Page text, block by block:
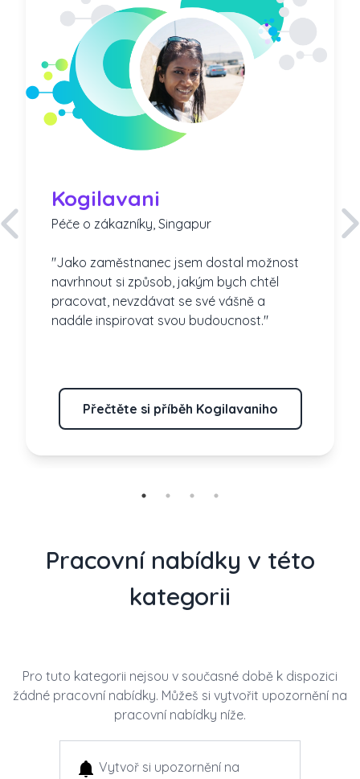
Kogilavani
Péče o zákazníky, Singapur
"Jako zaměstnanec jsem dostal možnost
navrhnout si způsob, jakým bych chtěl
pracovat, nevzdávat se své vášně a
nadále inspirovat svou budoucnost."
Přečtěte si příběh Kogilavaniho
Pracovní nabídky v této
kategorii
Pro tuto kategorii nejsou v současné době k dispozici
žádné pracovní nabídky. Můžeš si vytvořit upozornění na
pracovní nabídky níže.
Vytvoř si upozornění na